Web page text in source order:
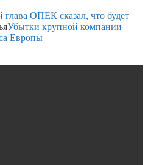
ОПЕК сказал, что будет
Убытки крупной компании
Европы